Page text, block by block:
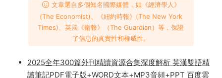
文章選自多個知名國際媒體，如《經濟學人》
(The Economist)、《紐約時報》(The New York
Times)、英國《衛報》（The Guardian）等，保證
了信息的真實性和權威性。
2025全年300篇外刊精讀資源合集深度解析 英漢雙語精
讀筆記PDF電子版+WORD文本+MP3音頻+PPT 百度雲